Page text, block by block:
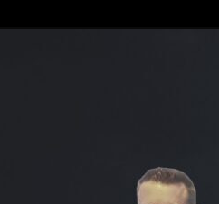
Hootenanny